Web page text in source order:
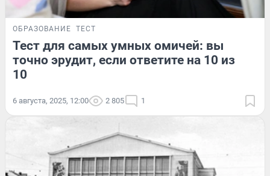
ОБРАЗОВАНИЕ ТЕСТ
Тест для самых умных омичей: вы
точно эрудит, если ответите на 10 из
10
6 августа, 2025, 12:00 2 805 1